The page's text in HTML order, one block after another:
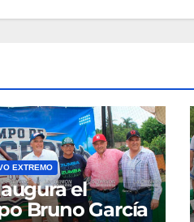
EXTREMO
el
Bruno García